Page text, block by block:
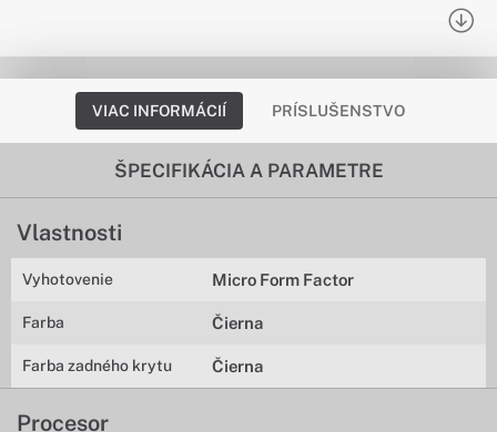
VIAC INFORMÁCIÍ PRÍSLUŠENSTVO
ŠPECIFIKÁCIA A PARAMETRE
Vlastnosti
Vyhotovenie Micro Form Factor
Farba Čierna
Farba zadného krytu Čierna
Procesor